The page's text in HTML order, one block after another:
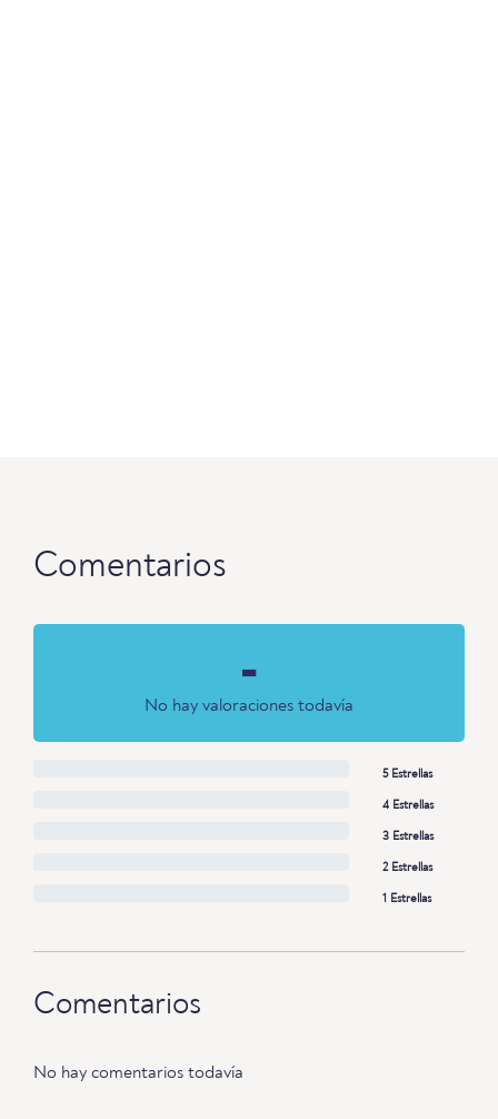
Comentarios
-
No hay valoraciones todavía
5 Estrellas
4 Estrellas
3 Estrellas
2 Estrellas
1 Estrellas
Comentarios
No hay comentarios todavía